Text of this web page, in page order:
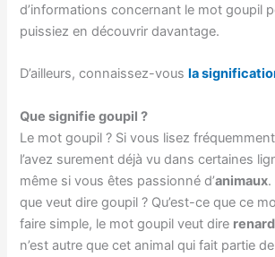
d’informations concernant le mot goupil
puissiez en découvrir davantage.
D’ailleurs, connaissez-vousla
Que signifie goupil ?
Le mot goupil ? Si vous lisez
l’avez surement déjà vu dans certaines
même si vous êtes passionné d’animaux.
que veut dire goupil ? Qu’est-ce que ce
faire simple, le mot goupil veut dire renard
n’est autre que cet animal qui fait partie